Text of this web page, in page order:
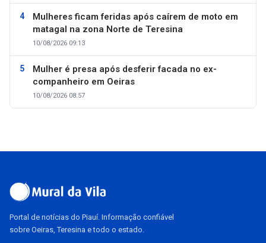
Mulheres ficam feridas após caírem de moto em
matagal na zona Norte de Teresina
10/08/2026 09:13
Mulher é presa após desferir facada no ex-
companheiro em Oeiras
10/08/2026 08:57
Portal de notícias do Piauí. Informação confiável
sobre Oeiras, Teresina e todo o estado.